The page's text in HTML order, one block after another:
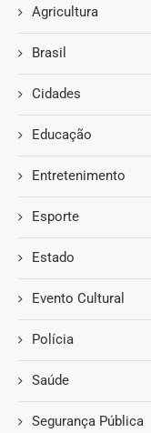
Agricultura
Brasil
Cidades
Educação
Entretenimento
Esporte
Estado
Evento Cultural
Polícia
Saúde
Segurança Pública